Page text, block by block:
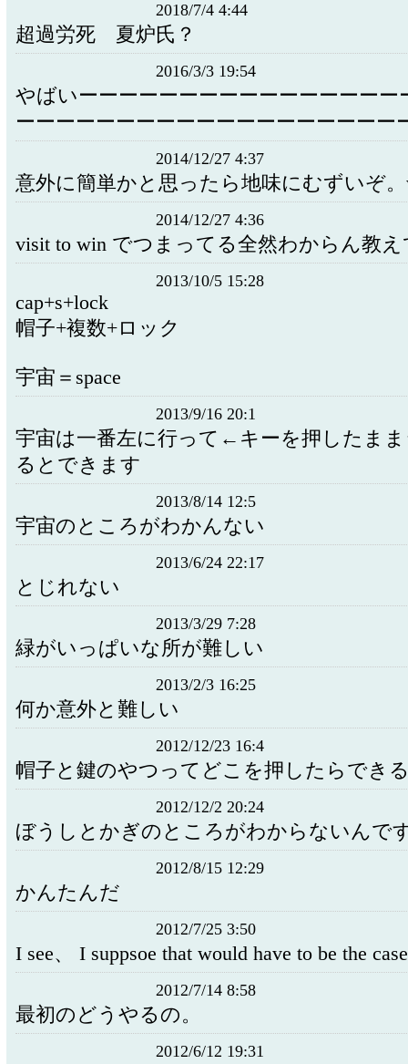
2018/7/4 4:44
超過労死 夏炉氏？
2016/3/3 19:54
やばいーーーーーーーーーーーーーーーー
ーーーーーーーーーーーーーーーーーーー
2014/12/27 4:37
意外に簡単かと思ったら地味にむずいぞ
2014/12/27 4:36
visit to win でつまってる全然わからん教え
2013/10/5 15:28
cap+s+lock
帽子+複数+ロック
宇宙＝space
2013/9/16 20:1
宇宙は一番左に行って←キーを押したま
るとできます
2013/8/14 12:5
宇宙のところがわかんない
2013/6/24 22:17
とじれない
2013/3/29 7:28
緑がいっぱいな所が難しい
2013/2/3 16:25
何か意外と難しい
2012/12/23 16:4
帽子と鍵のやつってどこを押したらでき
2012/12/2 20:24
ぼうしとかぎのところがわからないんで
2012/8/15 12:29
かんたんだ
2012/7/25 3:50
I see、 I suppsoe that would have to be the
2012/7/14 8:58
最初のどうやるの。
2012/6/12 19:31